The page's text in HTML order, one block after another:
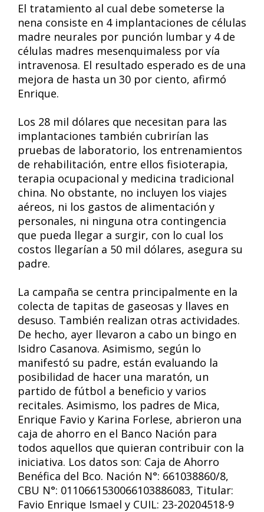
El tratamiento al cual debe someterse la
nena consiste en 4 implantaciones de células
madre neurales por punción lumbar y 4 de
células madres mesenquimaless por vía
intravenosa. El resultado esperado es de una
mejora de hasta un 30 por ciento, afirmó
Enrique.
Los 28 mil dólares que necesitan para las
implantaciones también cubrirían las
pruebas de laboratorio, los entrenamientos
de rehabilitación, entre ellos fisioterapia,
terapia ocupacional y medicina tradicional
china. No obstante, no incluyen los viajes
aéreos, ni los gastos de alimentación y
personales, ni ninguna otra contingencia
que pueda llegar a surgir, con lo cual los
costos llegarían a 50 mil dólares, asegura su
padre.
La campaña se centra principalmente en la
colecta de tapitas de gaseosas y llaves en
desuso. También realizan otras actividades.
De hecho, ayer llevaron a cabo un bingo en
Isidro Casanova. Asimismo, según lo
manifestó su padre, están evaluando la
posibilidad de hacer una maratón, un
partido de fútbol a beneficio y varios
recitales. Asimismo, los padres de Mica,
Enrique Favio y Karina Forlese, abrieron una
caja de ahorro en el Banco Nación para
todos aquellos que quieran contribuir con la
iniciativa. Los datos son: Caja de Ahorro
Benéfica del Bco. Nación N°: 661038860/8,
CBU N°: 0110661530066103886083, Titular:
Favio Enrique Ismael y CUIL: 23-20204518-9